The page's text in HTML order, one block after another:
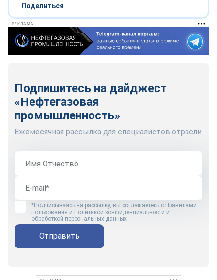
Поделиться
РЕКЛАМА
Подпишитесь на дайджест
«Нефтегазовая
промышленность»
Ежемесячная рассылка для специалистов отрасли
*Подписываясь на рассылку, вы соглашаетесь с Правилами
пользования и Политикой конфиденциальности и
обработкой персональных данных
Отправить